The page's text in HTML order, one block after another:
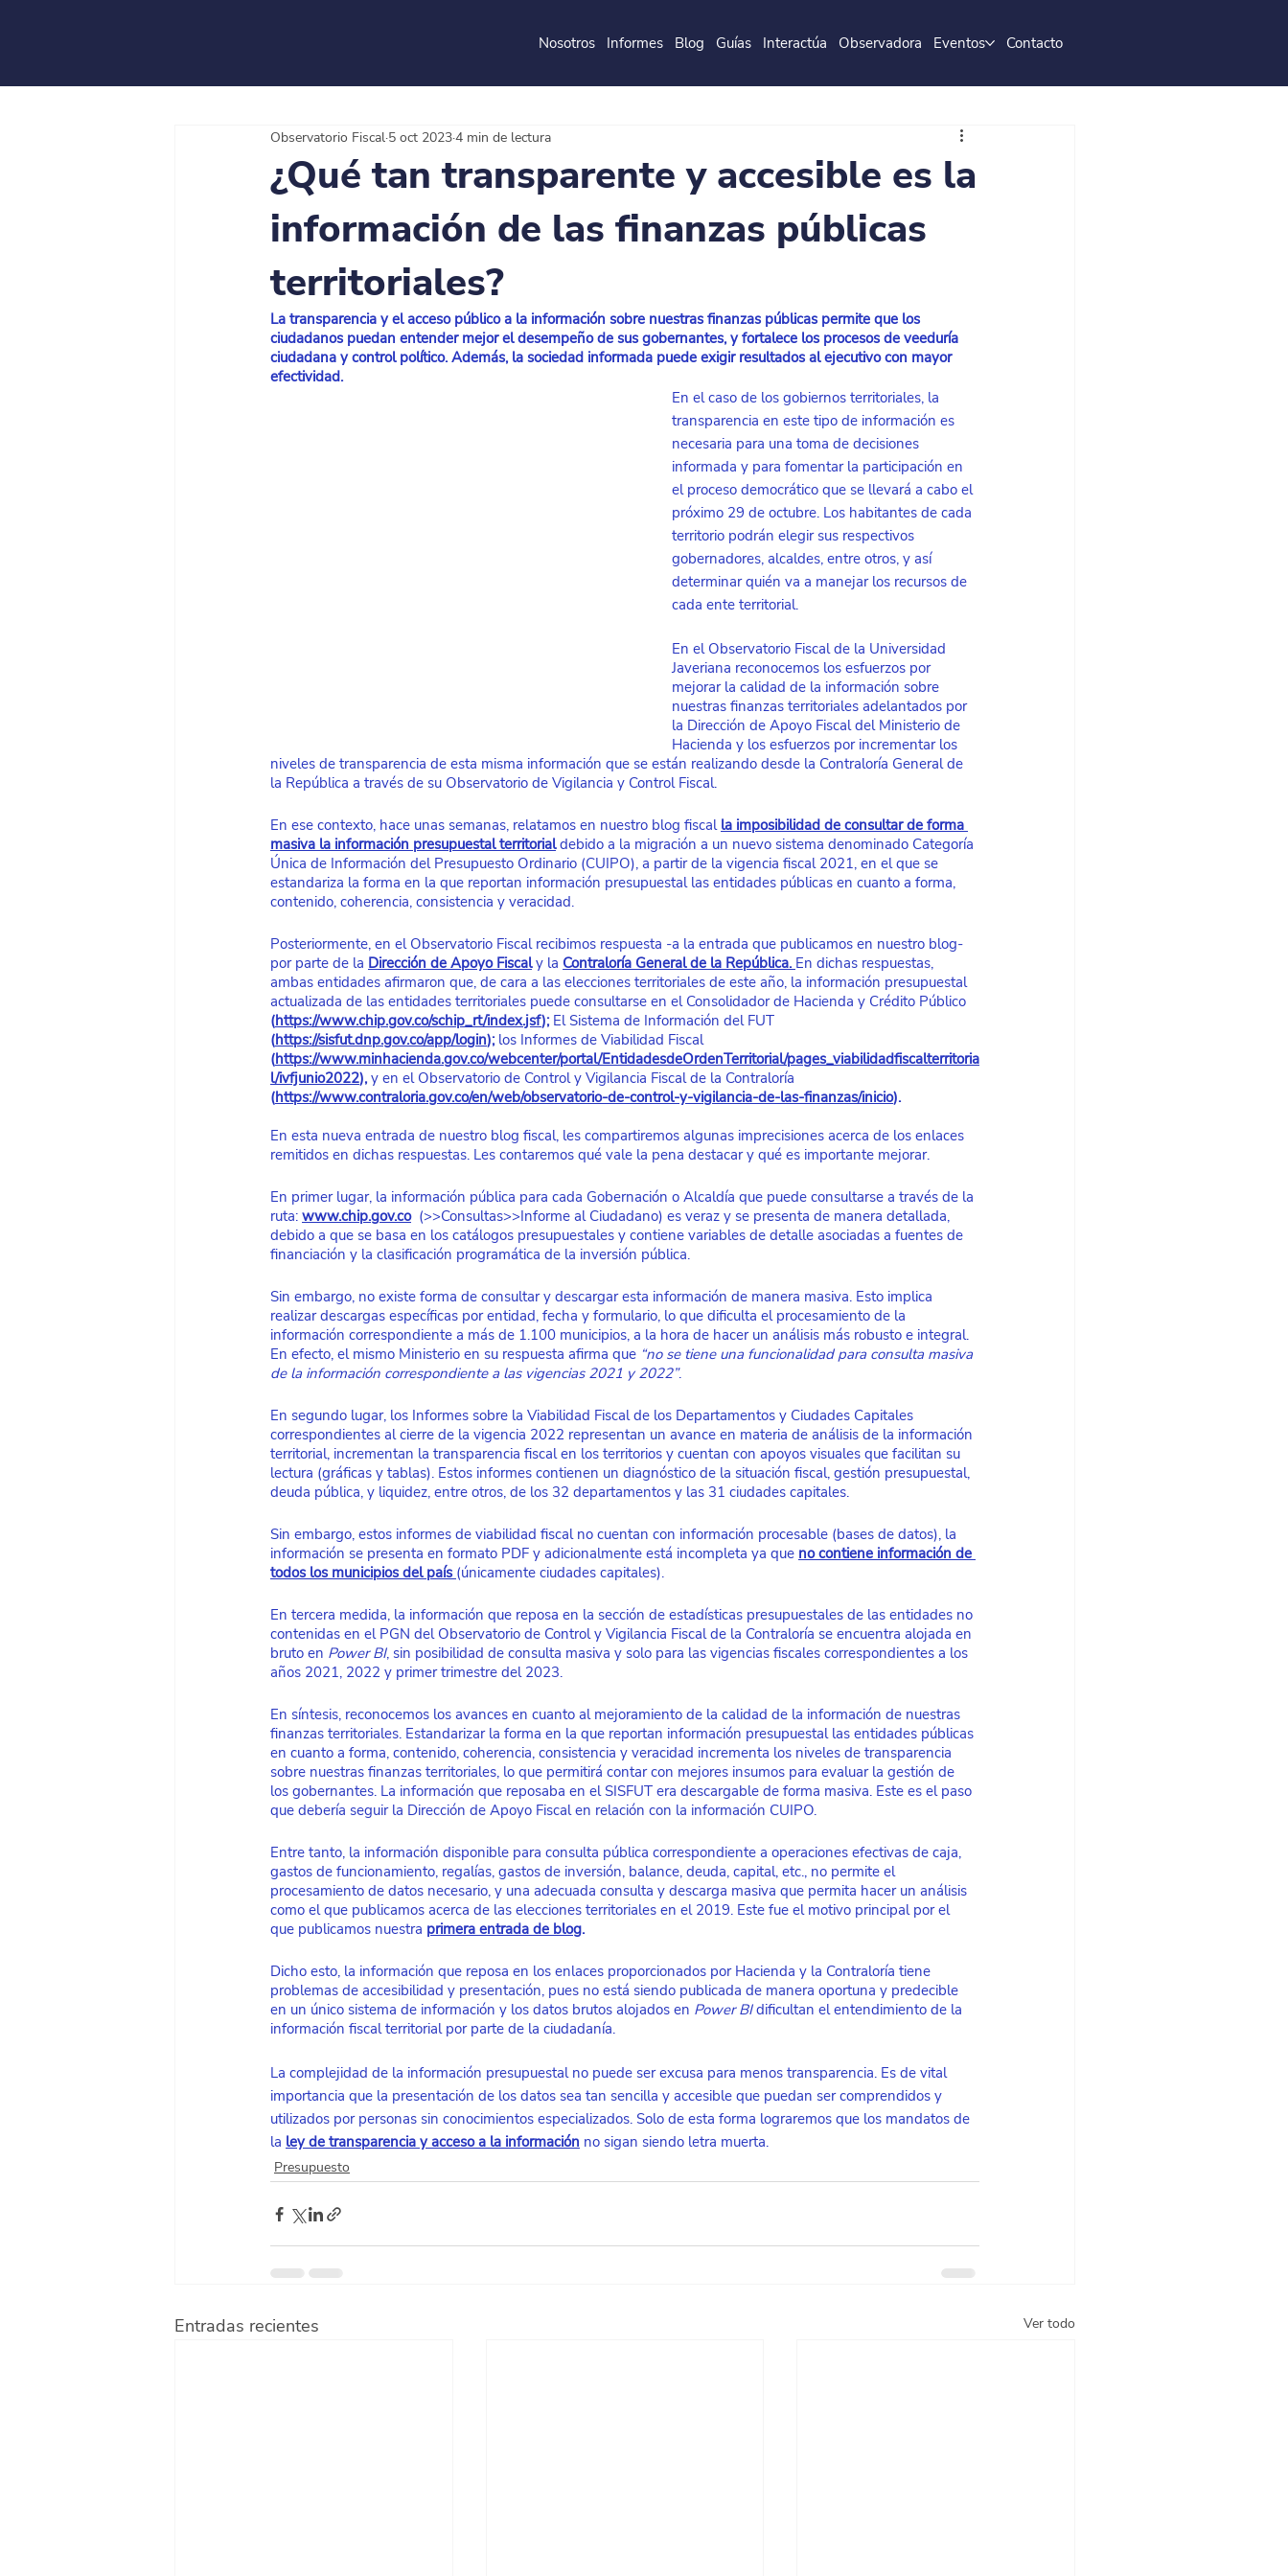
Nosotros Informes Blog Guías Interactúa Observadora Eventos Contacto
¿Qué tan transparente y accesible es la
información de las finanzas públicas
territoriales?
Observatorio Fiscal 5 oct 20234 min de lectura
La transparencia y el acceso público a la información sobre nuestras finanzas públicas permite que los
ciudadanos puedan entender mejor el desempeño de sus gobernantes, y fortalece los procesos de veeduría
ciudadana y control político. Además, la sociedad informada puede exigir resultados al ejecutivo con mayor
efectividad.
En el caso de los gobiernos territoriales, la
transparencia en este tipo de información es
necesaria para una toma de decisiones
informada y para fomentar la participación en
el proceso democrático que se llevará a cabo el
próximo 29 de octubre. Los habitantes de cada
territorio podrán elegir sus respectivos
gobernadores, alcaldes, entre otros, y así
determinar quién va a manejar los recursos de
cada ente territorial.
En el Observatorio Fiscal de la Universidad
Javeriana reconocemos los esfuerzos por
mejorar la calidad de la información sobre
nuestras finanzas territoriales adelantados por
la Dirección de Apoyo Fiscal del Ministerio de
Hacienda y los esfuerzos por incrementar los
niveles de transparencia de esta misma información que se están realizando desde la Contraloría General de
la República a través de su Observatorio de Vigilancia y Control Fiscal.
En ese contexto, hace unas semanas, relatamos en nuestro blog fiscal la imposibilidad de consultar de forma
masiva la información presupuestal territorial debido a la migración a un nuevo sistema denominado Categoría
Única de Información del Presupuesto Ordinario (CUIPO), a partir de la vigencia fiscal 2021, en el que se
estandariza la forma en la que reportan información presupuestal las entidades públicas en cuanto a forma,
contenido, coherencia, consistencia y veracidad.
Posteriormente, en el Observatorio Fiscal recibimos respuesta -a la entrada que publicamos en nuestro blog-
por parte de la Dirección de Apoyo Fiscal y la Contraloría General de la República. En dichas respuestas,
ambas entidades afirmaron que, de cara a las elecciones territoriales de este año, la información presupuestal
actualizada de las entidades territoriales puede consultarse en el Consolidador de Hacienda y Crédito Público
(https://www.chip.gov.co/schip_rt/index.jsf); El Sistema de Información del FUT
(https://sisfut.dnp.gov.co/app/login); los Informes de Viabilidad Fiscal
(https://www.minhacienda.gov.co/webcenter/portal/EntidadesdeOrdenTerritorial/pages_viabilidadfiscalterritoria
l/ivfjunio2022), y en el Observatorio de Control y Vigilancia Fiscal de la Contraloría
(https://www.contraloria.gov.co/en/web/observatorio-de-control-y-vigilancia-de-las-finanzas/inicio).
En esta nueva entrada de nuestro blog fiscal, les compartiremos algunas imprecisiones acerca de los enlaces
remitidos en dichas respuestas. Les contaremos qué vale la pena destacar y qué es importante mejorar.
En primer lugar, la información pública para cada Gobernación o Alcaldía que puede consultarse a través de la
ruta: www.chip.gov.co (>>Consultas>>Informe al Ciudadano) es veraz y se presenta de manera detallada,
debido a que se basa en los catálogos presupuestales y contiene variables de detalle asociadas a fuentes de
financiación y la clasificación programática de la inversión pública.
Sin embargo, no existe forma de consultar y descargar esta información de manera masiva. Esto implica
realizar descargas específicas por entidad, fecha y formulario, lo que dificulta el procesamiento de la
información correspondiente a más de 1.100 municipios, a la hora de hacer un análisis más robusto e integral.
En efecto, el mismo Ministerio en su respuesta afirma que “no se tiene una funcionalidad para consulta masiva
de la información correspondiente a las vigencias 2021 y 2022”.
En segundo lugar, los Informes sobre la Viabilidad Fiscal de los Departamentos y Ciudades Capitales
correspondientes al cierre de la vigencia 2022 representan un avance en materia de análisis de la información
territorial, incrementan la transparencia fiscal en los territorios y cuentan con apoyos visuales que facilitan su
lectura (gráficas y tablas). Estos informes contienen un diagnóstico de la situación fiscal, gestión presupuestal,
deuda pública, y liquidez, entre otros, de los 32 departamentos y las 31 ciudades capitales.
Sin embargo, estos informes de viabilidad fiscal no cuentan con información procesable (bases de datos), la
información se presenta en formato PDF y adicionalmente está incompleta ya que no contiene información de
todos los municipios del país (únicamente ciudades capitales).
En tercera medida, la información que reposa en la sección de estadísticas presupuestales de las entidades no
contenidas en el PGN del Observatorio de Control y Vigilancia Fiscal de la Contraloría se encuentra alojada en
bruto en Power BI, sin posibilidad de consulta masiva y solo para las vigencias fiscales correspondientes a los
años 2021, 2022 y primer trimestre del 2023.
En síntesis, reconocemos los avances en cuanto al mejoramiento de la calidad de la información de nuestras
finanzas territoriales. Estandarizar la forma en la que reportan información presupuestal las entidades públicas
en cuanto a forma, contenido, coherencia, consistencia y veracidad incrementa los niveles de transparencia
sobre nuestras finanzas territoriales, lo que permitirá contar con mejores insumos para evaluar la gestión de
los gobernantes. La información que reposaba en el SISFUT era descargable de forma masiva. Este es el paso
que debería seguir la Dirección de Apoyo Fiscal en relación con la información CUIPO.
Entre tanto, la información disponible para consulta pública correspondiente a operaciones efectivas de caja,
gastos de funcionamiento, regalías, gastos de inversión, balance, deuda, capital, etc., no permite el
procesamiento de datos necesario, y una adecuada consulta y descarga masiva que permita hacer un análisis
como el que publicamos acerca de las elecciones territoriales en el 2019. Este fue el motivo principal por el
que publicamos nuestra primera entrada de blog.
Dicho esto, la información que reposa en los enlaces proporcionados por Hacienda y la Contraloría tiene
problemas de accesibilidad y presentación, pues no está siendo publicada de manera oportuna y predecible
en un único sistema de información y los datos brutos alojados en Power BI dificultan el entendimiento de la
información fiscal territorial por parte de la ciudadanía.
La complejidad de la información presupuestal no puede ser excusa para menos transparencia. Es de vital
importancia que la presentación de los datos sea tan sencilla y accesible que puedan ser comprendidos y
utilizados por personas sin conocimientos especializados. Solo de esta forma lograremos que los mandatos de
la ley de transparencia y acceso a la información no sigan siendo letra muerta.
Presupuesto
Entradas recientes Ver todo